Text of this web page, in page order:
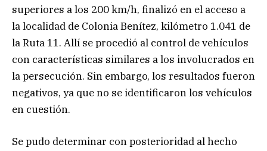
superiores a los 200 km/h, finalizó en el acceso a
la localidad de Colonia Benítez, kilómetro 1.041 de
la Ruta 11. Allí se procedió al control de vehículos
con características similares a los involucrados en
la persecución. Sin embargo, los resultados fueron
negativos, ya que no se identificaron los vehículos
en cuestión.
Se pudo determinar con posterioridad al hecho